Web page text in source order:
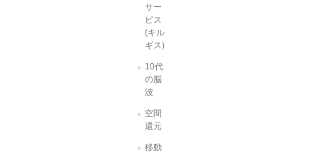
サー
ビス
(キル
ギス)
10代
の脳
波
空間
還元
移動